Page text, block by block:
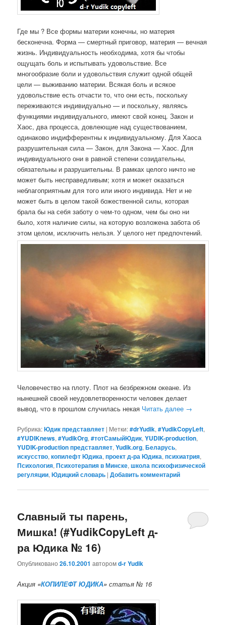
Где мы ? Все формы материи конечны, но материя
бесконечна. Форма — смертный приговор, материя — вечная
жизнь. Индивидуальность необходима, хотя бы чтобы
ощущать боль и испытывать удовольствие. Все
многообразие боли и удовольствия служит одной общей
цели — выживанию материи. Всякая боль и всякое
удовольствие есть отчасти то, что они есть, поскольку
переживаются индивидуально — и поскольку, являясь
функциями индивидуального, имеют свой конец. Закон и
Хаос, два процесса, довлеющие над существованием,
одинаково индифферентны к индивидуальному. Для Хаоса
разрушительная сила — Закон, для Закона — Хаос. Для
индивидуального они в равной степени созидательны,
обязательны и разрушительны. В рамках целого ничто не
может быть несправедливым; хотя и может оказаться
неблагоприятным для того или иного индивида. Нет и не
может быть в целом такой божественной силы, которая
брала бы на себя заботу о чем-то одном, чем бы оно ни
было, хотя наличие силы, на которую возложена забота об
этом целом, исключить нельзя. У целого нет предпочтений.
Человечество на плоту. Плот на безбрежном океане. Из
нынешней своей неудовлетворенности человек делает
вывод, что в прошлом случилась некая Читать далее →
Рубрика:Юдик представляет | Метки:#‎drYudik,#YudikCopyLeft,
#YUDIKnews,#YudikOrg,#тотСамыйЮдик,YUDIK-production,
YUDIK-production представляет,Yudik.org,Беларусь,
искусство,копилефт Юдика,проект д-ра Юдика,психиатрия,
Психология,Психотерапия в Минске,школа психофизической
регуляции,Юдицкий словарь |Добавить комментарий
Славный ты парень,
Мишка! (#YudikCopyLeft д-
ра Юдика № 16)
Опубликовано26.10.2001 авторомd-r Yudik
Акция «КОПИЛЕФТ ЮДИКА» статья № 16